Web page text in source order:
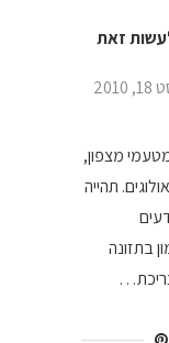
זאת
מצפון,
תהייה
בתזונה